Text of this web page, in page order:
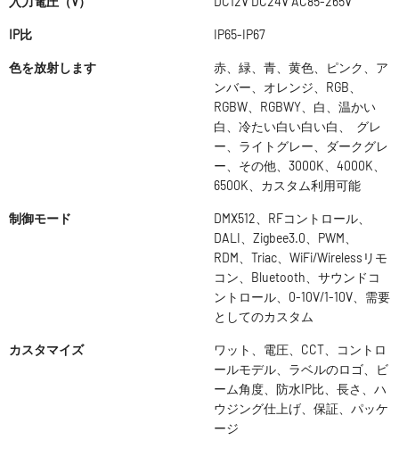
IP比 IP65-IP67
色を放射します
赤、緑、青、黄色、ピンク、ア
ンバー、オレンジ、RGB、
RGBW、RGBWY、白、温かい
白、冷たい白い白い白、 グレ
ー、ライトグレー、ダークグレ
ー、その他、3000K、4000K、
6500K、カスタム利用可能
制御モード
DMX512、RFコントロール、
DALI、Zigbee3.0、PWM、
RDM、Triac、WiFi/Wirelessリモ
コン、Bluetooth、サウンドコ
ントロール、0-10V/1-10V、需要
としてのカスタム
カスタマイズ
ワット、電圧、CCT、コントロ
ールモデル、ラベルのロゴ、ビ
ーム角度、防水IP比、長さ、ハ
ウジング仕上げ、保証、パッケ
ージ